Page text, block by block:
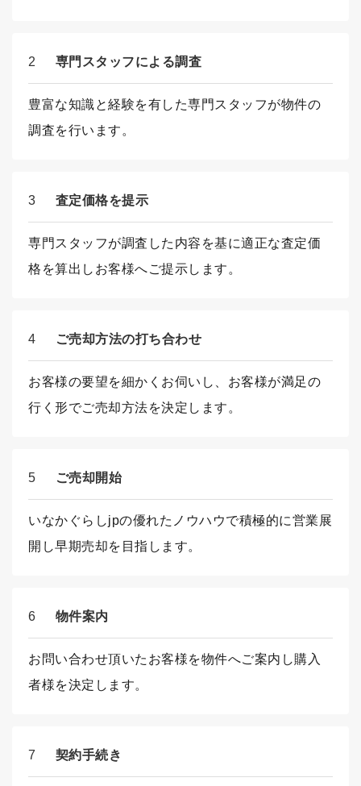
2 専門スタッフによる調査
豊富な知識と経験を有した専門スタッフが物件の
調査を行います。
3 査定価格を提示
専門スタッフが調査した内容を基に適正な査定価
格を算出しお客様へご提示します。
4 ご売却方法の打ち合わせ
お客様の要望を細かくお伺いし、お客様が満足の
行く形でご売却方法を決定します。
5 ご売却開始
いなかぐらしjpの優れたノウハウで積極的に営業展
開し早期売却を目指します。
6 物件案内
お問い合わせ頂いたお客様を物件へご案内し購入
者様を決定します。
7 契約手続き